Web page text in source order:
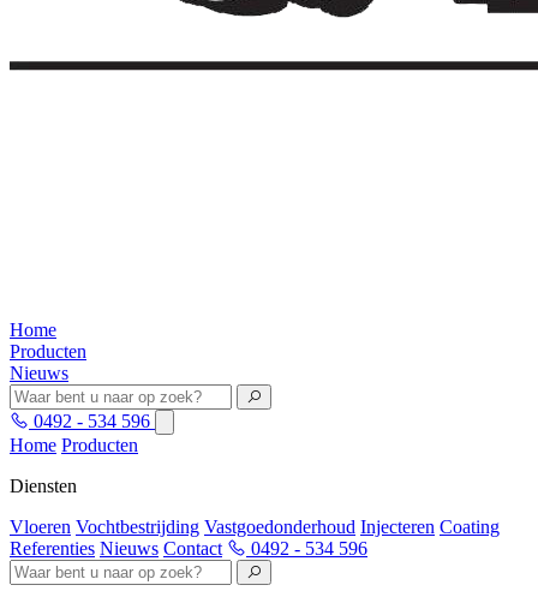
Home
Producten
Nieuws
0492 - 534 596
Home Producten
Diensten
Vloeren Vochtbestrijding Vastgoedonderhoud Injecteren Coating
Referenties Nieuws Contact 0492 - 534 596